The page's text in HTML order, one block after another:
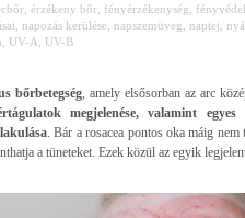
érzékeny bőr fényérzékenység
napozás kerülése napszemüveg naptej
UV-A UV-B
bőrbetegség , amely elsősorban az arc
megjelenése, valamint egyes
. Bár a rosacea pontos oka máig
a tüneteket. Ezek közül az egyik